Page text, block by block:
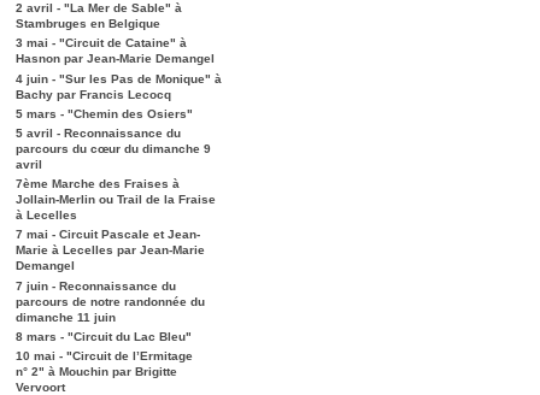
2 avril - "La Mer de Sable" à
Stambruges en Belgique
3 mai - "Circuit de Cataine" à
Hasnon par Jean-Marie Demangel
4 juin - "Sur les Pas de Monique" à
Bachy par Francis Lecocq
5 mars - "Chemin des Osiers"
5 avril - Reconnaissance du
parcours du cœur du dimanche 9
avril
7ème Marche des Fraises à
Jollain-Merlin ou Trail de la Fraise
à Lecelles
7 mai - Circuit Pascale et Jean-
Marie à Lecelles par Jean-Marie
Demangel
7 juin - Reconnaissance du
parcours de notre randonnée du
dimanche 11 juin
8 mars - "Circuit du Lac Bleu"
10 mai - "Circuit de l’Ermitage
n° 2" à Mouchin par Brigitte
Vervoort